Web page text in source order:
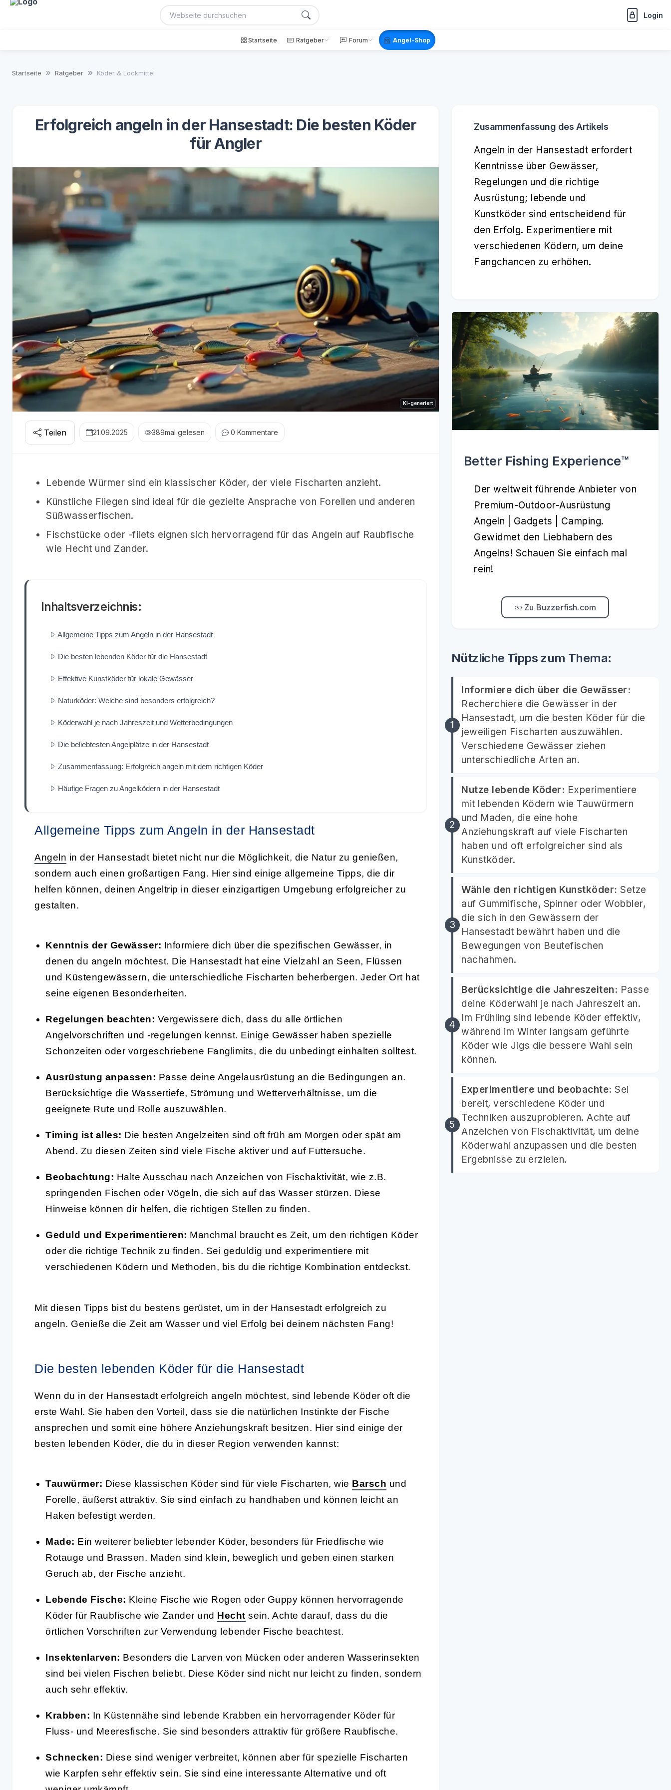
Login
Startseite Ratgeber Forum Angel-Shop
Startseite Ratgeber Köder & Lockmittel
Erfolgreich angeln in der Hansestadt: Die besten Köder
für Angler
KI-generiert
Teilen 21.09.2025 389mal gelesen 0 Kommentare
Lebende Würmer sind ein klassischer Köder, der viele Fischarten anzieht.
Künstliche Fliegen sind ideal für die gezielte Ansprache von Forellen und anderen
Süßwasserfischen.
Fischstücke oder -filets eignen sich hervorragend für das Angeln auf Raubfische
wie Hecht und Zander.
Inhaltsverzeichnis:
Allgemeine Tipps zum Angeln in der Hansestadt
Die besten lebenden Köder für die Hansestadt
Effektive Kunstköder für lokale Gewässer
Naturköder: Welche sind besonders erfolgreich?
Köderwahl je nach Jahreszeit und Wetterbedingungen
Die beliebtesten Angelplätze in der Hansestadt
Zusammenfassung: Erfolgreich angeln mit dem richtigen Köder
Häufige Fragen zu Angelködern in der Hansestadt
Allgemeine Tipps zum Angeln in der Hansestadt
Angeln in der Hansestadt bietet nicht nur die Möglichkeit, die Natur zu genießen,
sondern auch einen großartigen Fang. Hier sind einige allgemeine Tipps, die dir
helfen können, deinen Angeltrip in dieser einzigartigen Umgebung erfolgreicher zu
gestalten.
Kenntnis der Gewässer: Informiere dich über die spezifischen Gewässer, in
denen du angeln möchtest. Die Hansestadt hat eine Vielzahl an Seen, Flüssen
und Küstengewässern, die unterschiedliche Fischarten beherbergen. Jeder Ort hat
seine eigenen Besonderheiten.
Regelungen beachten: Vergewissere dich, dass du alle örtlichen
Angelvorschriften und -regelungen kennst. Einige Gewässer haben spezielle
Schonzeiten oder vorgeschriebene Fanglimits, die du unbedingt einhalten solltest.
Ausrüstung anpassen: Passe deine Angelausrüstung an die Bedingungen an.
Berücksichtige die Wassertiefe, Strömung und Wetterverhältnisse, um die
geeignete Rute und Rolle auszuwählen.
Timing ist alles: Die besten Angelzeiten sind oft früh am Morgen oder spät am
Abend. Zu diesen Zeiten sind viele Fische aktiver und auf Futtersuche.
Beobachtung: Halte Ausschau nach Anzeichen von Fischaktivität, wie z.B.
springenden Fischen oder Vögeln, die sich auf das Wasser stürzen. Diese
Hinweise können dir helfen, die richtigen Stellen zu finden.
Geduld und Experimentieren: Manchmal braucht es Zeit, um den richtigen Köder
oder die richtige Technik zu finden. Sei geduldig und experimentiere mit
verschiedenen Ködern und Methoden, bis du die richtige Kombination entdeckst.
Mit diesen Tipps bist du bestens gerüstet, um in der Hansestadt erfolgreich zu
angeln. Genieße die Zeit am Wasser und viel Erfolg bei deinem nächsten Fang!
Die besten lebenden Köder für die Hansestadt
Wenn du in der Hansestadt erfolgreich angeln möchtest, sind lebende Köder oft die
erste Wahl. Sie haben den Vorteil, dass sie die natürlichen Instinkte der Fische
ansprechen und somit eine höhere Anziehungskraft besitzen. Hier sind einige der
besten lebenden Köder, die du in dieser Region verwenden kannst:
Tauwürmer: Diese klassischen Köder sind für viele Fischarten, wie Barsch und
Forelle, äußerst attraktiv. Sie sind einfach zu handhaben und können leicht an
Haken befestigt werden.
Made: Ein weiterer beliebter lebender Köder, besonders für Friedfische wie
Rotauge und Brassen. Maden sind klein, beweglich und geben einen starken
Geruch ab, der Fische anzieht.
Lebende Fische: Kleine Fische wie Rogen oder Guppy können hervorragende
Köder für Raubfische wie Zander und Hecht sein. Achte darauf, dass du die
örtlichen Vorschriften zur Verwendung lebender Fische beachtest.
Insektenlarven: Besonders die Larven von Mücken oder anderen Wasserinsekten
sind bei vielen Fischen beliebt. Diese Köder sind nicht nur leicht zu finden, sondern
auch sehr effektiv.
Krabben: In Küstennähe sind lebende Krabben ein hervorragender Köder für
Fluss- und Meeresfische. Sie sind besonders attraktiv für größere Raubfische.
Schnecken: Diese sind weniger verbreitet, können aber für spezielle Fischarten
wie Karpfen sehr effektiv sein. Sie sind eine interessante Alternative und oft
Zusammenfassung des Artikels
Angeln in der Hansestadt erfordert
Kenntnisse über Gewässer,
Regelungen und die richtige
Ausrüstung; lebende und
Kunstköder sind entscheidend für
den Erfolg. Experimentiere mit
verschiedenen Ködern, um deine
Fangchancen zu erhöhen.
Better Fishing Experience™️
Der weltweit führende Anbieter von
Premium-Outdoor-Ausrüstung
Angeln | Gadgets | Camping.
Gewidmet den Liebhabern des
Angelns! Schauen Sie einfach mal
rein!
Zu Buzzerfish.com
Nützliche Tipps zum Thema:
Informiere dich über die Gewässer:
Recherchiere die Gewässer in der
Hansestadt, um die besten Köder für die
jeweiligen Fischarten auszuwählen.
Verschiedene Gewässer ziehen
unterschiedliche Arten an.
Nutze lebende Köder: Experimentiere
mit lebenden Ködern wie Tauwürmern
und Maden, die eine hohe
Anziehungskraft auf viele Fischarten
haben und oft erfolgreicher sind als
Kunstköder.
Wähle den richtigen Kunstköder: Setze
auf Gummifische, Spinner oder Wobbler,
die sich in den Gewässern der
Hansestadt bewährt haben und die
Bewegungen von Beutefischen
nachahmen.
Berücksichtige die Jahreszeiten: Passe
deine Köderwahl je nach Jahreszeit an.
Im Frühling sind lebende Köder effektiv,
während im Winter langsam geführte
Köder wie Jigs die bessere Wahl sein
können.
Experimentiere und beobachte: Sei
bereit, verschiedene Köder und
Techniken auszuprobieren. Achte auf
Anzeichen von Fischaktivität, um deine
Köderwahl anzupassen und die besten
Ergebnisse zu erzielen.